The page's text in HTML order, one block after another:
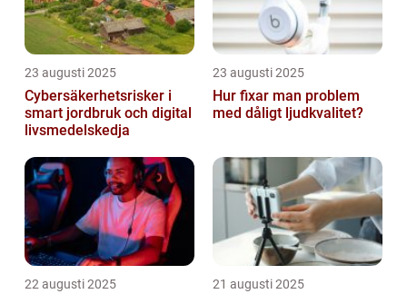
23 augusti 2025
Cybersäkerhetsrisker i
smart jordbruk och digital
livsmedelskedja
23 augusti 2025
Hur fixar man problem
med dåligt ljudkvalitet?
22 augusti 2025 21 augusti 2025